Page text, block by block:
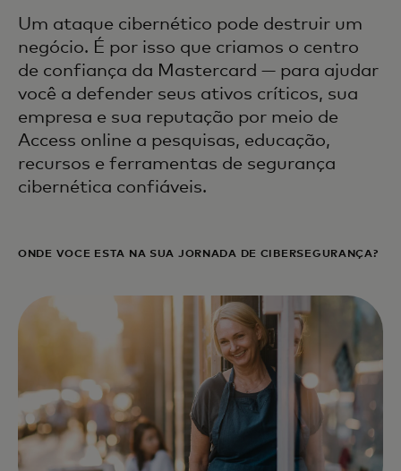
Um ataque cibernético pode destruir um
negócio. É por isso que criamos o centro
de confiança da Mastercard — para ajudar
você a defender seus ativos críticos, sua
empresa e sua reputação por meio de
Access online a pesquisas, educação,
recursos e ferramentas de segurança
cibernética confiáveis.
ONDE VOCÊ ESTÁ NA SUA JORNADA DE CIBERSEGURANÇA?